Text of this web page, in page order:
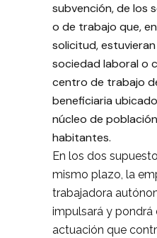
subvención, de los
o de trabajo que,
solicitud,
sociedad laboral o
centro de trabajo
beneficiaria
núcleo de
habitantes.
En los dos
mismo plazo, la
trabajadora
impulsará y pondrá
actuación que